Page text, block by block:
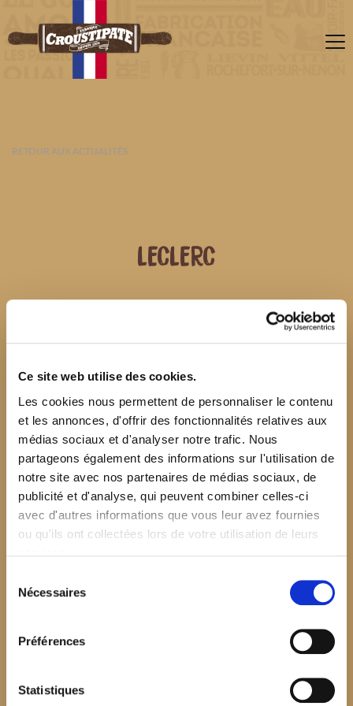
Ce site web utilise des cookies.
Les cookies nous permettent de personnaliser le contenu
et les annonces, d'offrir des fonctionnalités relatives aux
médias sociaux et d'analyser notre trafic. Nous
partageons également des informations sur l'utilisation de
notre site avec nos partenaires de médias sociaux, de
publicité et d'analyse, qui peuvent combiner celles-ci
avec d'autres informations que vous leur avez fournies
ou qu'ils ont collectées lors de votre utilisation de leurs
Nécessaires
Préférences
Statistiques
RETOUR AUX ACTUALITÉS
LECLERC